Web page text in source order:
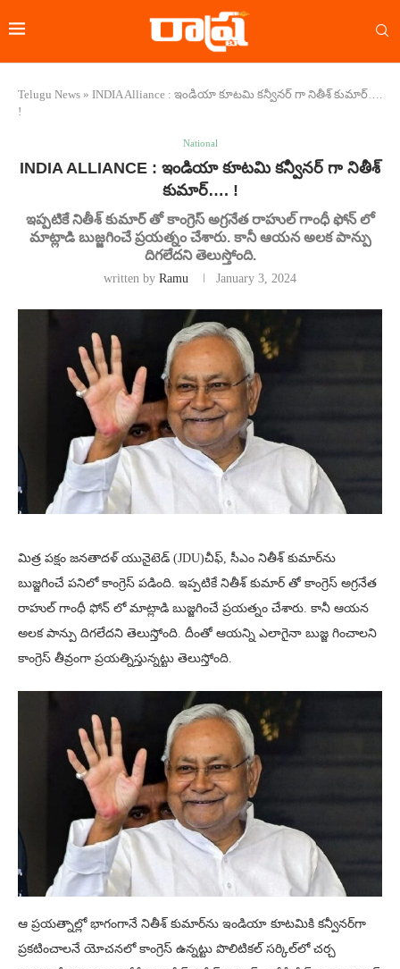
Telugu News » INDIA Alliance : ఇండియా కూటమి కన్వీనర్ గా నితీశ్ కుమార్….
!
National
INDIA ALLIANCE : ఇండియా కూటమి కన్వీనర్ గా నితీశ్
కుమార్…. !
ఇప్పటికే నితీశ్ కుమార్ తో కాంగ్రెస్ అగ్రనేత రాహుల్ గాంధీ ఫోన్ లో
మాట్లాడి బుజ్జగించే ప్రయత్నం చేశారు. కానీ ఆయన అలక పాన్పు
దిగలేదని తెలుస్తోంది.
written by Ramu January 3, 2024
మిత్ర పక్షం జనతాదళ్ యునైటెడ్ (JDU)చీఫ్, సీఎం నితీశ్ కుమార్‌ను
బుజ్జగించే పనిలో కాంగ్రెస్ పడింది. ఇప్పటికే నితీశ్ కుమార్ తో కాంగ్రెస్ అగ్రనేత
రాహుల్ గాంధీ ఫోన్ లో మాట్లాడి బుజ్జగించే ప్రయత్నం చేశారు. కానీ ఆయన
అలక పాన్పు దిగలేదని తెలుస్తోంది. దీంతో ఆయన్ని ఎలాగైనా బుజ్జ గించాలని
కాంగ్రెస్ తీవ్రంగా ప్రయత్నిస్తున్నట్టు తెలుస్తోంది.
ఆ ప్రయత్నాల్లో భాగంగానే నితీశ్ కుమార్‌ను ఇండియా కూటమికి కన్వీనర్‌గా
ప్రకటించాలనే యోచనలో కాంగ్రెస్ ఉన్నట్టు పొలిటికల్ సర్కిల్‌లో చర్చ